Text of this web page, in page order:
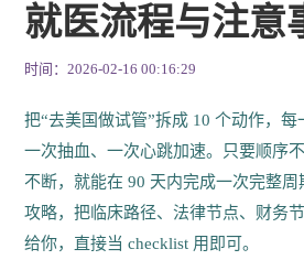
就医流程与注意
时间：2026-02-16 00:16:29
把“去美国做试管”拆成 10 个动作，每
一次抽血、一次心跳加速。只要顺序
不断，就能在 90 天内完成一次完整周
攻略，把临床路径、法律节点、财务
给你，直接当 checklist 用即可。